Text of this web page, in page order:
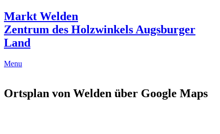
Markt Welden
Zentrum des Holzwinkels Augsburger
Land
Menu
Ortsplan von Welden über Google Maps